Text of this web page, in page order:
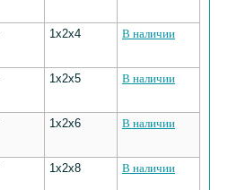
1х2х4 В наличии
1х2х5 В наличии
1х2х6 В наличии
1х2х8 В наличии